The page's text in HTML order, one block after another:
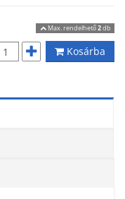
Max. rendelhető2db
Kosárba